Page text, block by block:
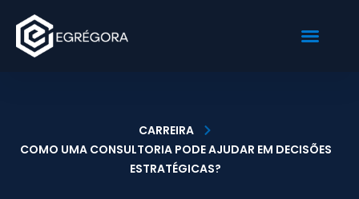
CARREIRA
COMO UMA CONSULTORIA PODE AJUDAR EM DECISÕES
ESTRATÉGICAS?